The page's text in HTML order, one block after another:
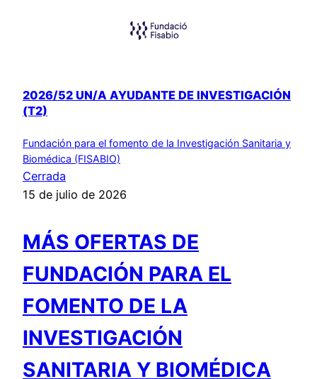
2026/52 UN/A AYUDANTE DE INVESTIGACIÓN
(T2)
Fundación para el fomento de la Investigación Sanitaria y
Biomédica (FISABIO)
Cerrada
15 de julio de 2026
MÁS OFERTAS DE
FUNDACIÓN PARA EL
FOMENTO DE LA
INVESTIGACIÓN
SANITARIA Y BIOMÉDICA